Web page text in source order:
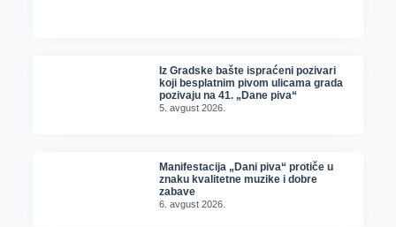
Iz Gradske bašte ispraćeni pozivari
koji besplatnim pivom ulicama grada
pozivaju na 41. „Dane piva“
5. avgust 2026.
Manifestacija „Dani piva“ protiče u
znaku kvalitetne muzike i dobre
zabave
6. avgust 2026.